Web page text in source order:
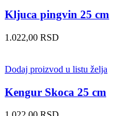
Kljuca pingvin 25 cm
1.022,00 RSD
Dodaj proizvod u listu želja
Kengur Skoca 25 cm